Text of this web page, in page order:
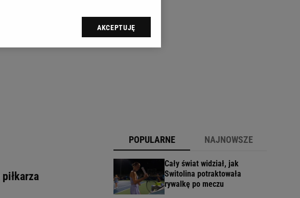
POPULARNE NAJNOWSZE
Cały świat widział, jak
Switolina potraktowała
rywalkę po meczu
plików cookie Gazeta.pl sp. z o.o., jej
w każdej chwili zmienić swoje preferencje
AKCEPTUJĘ